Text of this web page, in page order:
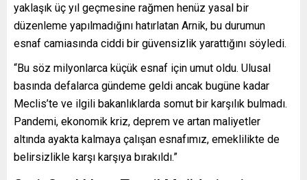
yaklaşık üç yıl geçmesine rağmen henüz yasal bir
düzenleme yapılmadığını hatırlatan Arnik, bu durumun
esnaf camiasında ciddi bir güvensizlik yarattığını söyledi.
“Bu söz milyonlarca küçük esnaf için umut oldu. Ulusal
basında defalarca gündeme geldi ancak bugüne kadar
Meclis’te ve ilgili bakanlıklarda somut bir karşılık bulmadı.
Pandemi, ekonomik kriz, deprem ve artan maliyetler
altında ayakta kalmaya çalışan esnafımız, emeklilikte de
belirsizlikle karşı karşıya bırakıldı.”